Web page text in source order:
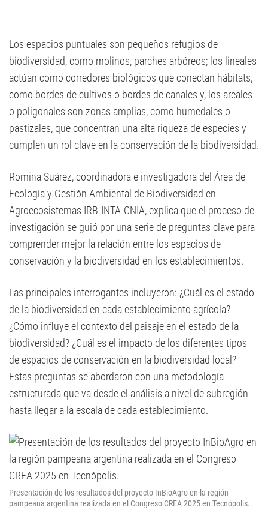
Los espacios puntuales son pequeños refugios de
biodiversidad, como molinos, parches arbóreos; los lineales
actúan como corredores biológicos que conectan hábitats,
como bordes de cultivos o bordes de canales y, los areales
o poligonales son zonas amplias, como humedales o
pastizales, que concentran una alta riqueza de especies y
cumplen un rol clave en la conservación de la biodiversidad.
Romina Suárez, coordinadora e investigadora del Área de
Ecología y Gestión Ambiental de Biodiversidad en
Agroecosistemas IRB-INTA-CNIA, explica que el proceso de
investigación se guió por una serie de preguntas clave para
comprender mejor la relación entre los espacios de
conservación y la biodiversidad en los establecimientos.
Las principales interrogantes incluyeron: ¿Cuál es el estado
de la biodiversidad en cada establecimiento agrícola?
¿Cómo influye el contexto del paisaje en el estado de la
biodiversidad? ¿Cuál es el impacto de los diferentes tipos
de espacios de conservación en la biodiversidad local?
Estas preguntas se abordaron con una metodología
estructurada que va desde el análisis a nivel de subregión
hasta llegar a la escala de cada establecimiento.
Presentación de los resultados del proyecto InBioAgro en la región
pampeana argentina realizada en el Congreso CREA 2025 en Tecnópolis.